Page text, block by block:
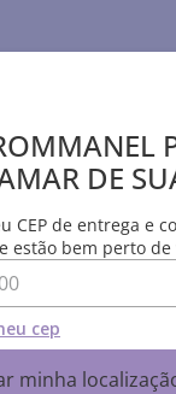
COM
R$ 94
DE
CEP de entrega e
estão bem perto de
cep
minha